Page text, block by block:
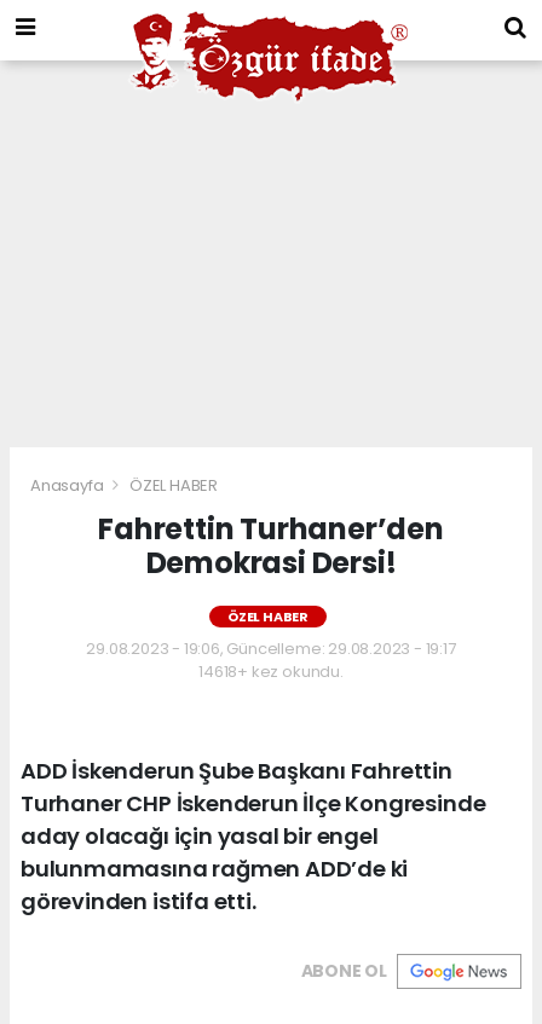
Anasayfa ÖZEL HABER
Fahrettin Turhaner’den
Demokrasi Dersi!
ÖZEL HABER
29.08.2023 - 19:06, Güncelleme: 29.08.2023 - 19:17
14618+ kez okundu.
ADD İskenderun Şube Başkanı Fahrettin
Turhaner CHP İskenderun İlçe Kongresinde
aday olacağı için yasal bir engel
bulunmamasına rağmen ADD’de ki
görevinden istifa etti.
ABONE OL